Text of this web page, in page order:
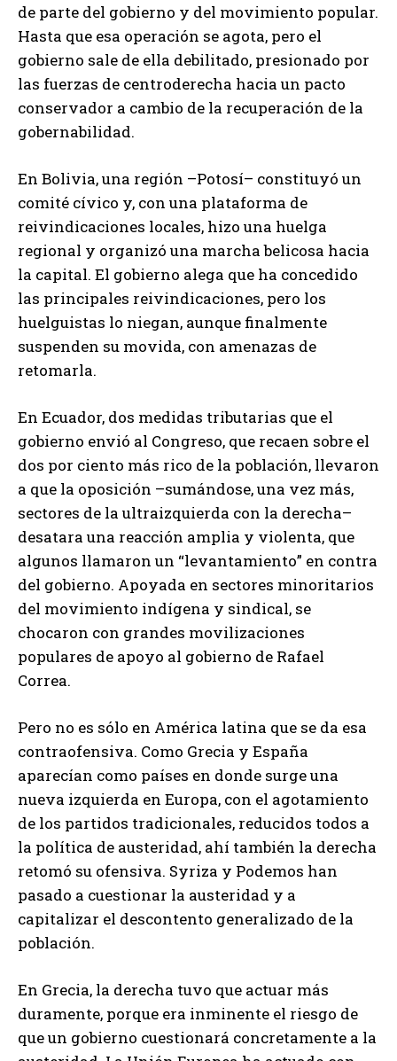
de parte del gobierno y del movimiento popular.
Hasta que esa operación se agota, pero el
gobierno sale de ella debilitado, presionado por
las fuerzas de centroderecha hacia un pacto
conservador a cambio de la recuperación de la
gobernabilidad.
En Bolivia, una región –Potosí– constituyó un
comité cívico y, con una plataforma de
reivindicaciones locales, hizo una huelga
regional y organizó una marcha belicosa hacia
la capital. El gobierno alega que ha concedido
las principales reivindicaciones, pero los
huelguistas lo niegan, aunque finalmente
suspenden su movida, con amenazas de
retomarla.
En Ecuador, dos medidas tributarias que el
gobierno envió al Congreso, que recaen sobre el
dos por ciento más rico de la población, llevaron
a que la oposición –sumándose, una vez más,
sectores de la ultraizquierda con la derecha–
desatara una reacción amplia y violenta, que
algunos llamaron un “levantamiento” en contra
del gobierno. Apoyada en sectores minoritarios
del movimiento indígena y sindical, se
chocaron con grandes movilizaciones
populares de apoyo al gobierno de Rafael
Correa.
Pero no es sólo en América latina que se da esa
contraofensiva. Como Grecia y España
aparecían como países en donde surge una
nueva izquierda en Europa, con el agotamiento
de los partidos tradicionales, reducidos todos a
la política de austeridad, ahí también la derecha
retomó su ofensiva. Syriza y Podemos han
pasado a cuestionar la austeridad y a
capitalizar el descontento generalizado de la
población.
En Grecia, la derecha tuvo que actuar más
duramente, porque era inminente el riesgo de
que un gobierno cuestionará concretamente a la